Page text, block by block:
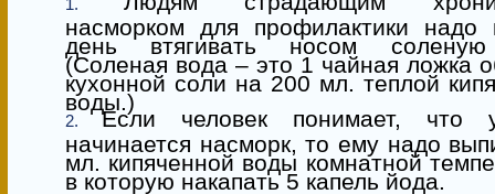
насморком для профилактики надо
день втягивать носом
(Соленая вода – это 1 чайная ложка
кухонной соли на 200 мл. теплой
воды.)
Если человек понимает, что
начинается насморк, то ему надо
мл. кипяченной воды комнатной
в которую накапать 5 капель йода.